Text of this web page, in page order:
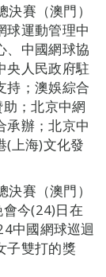
賽（澳門）
球運動管理中
、中國網球協
央人民政府駐
持；澳娛綜合
；北京中網
承辦；北京中
(上海)文化發
賽（澳門）
今(24)日在
中國網球巡迴
子雙打的獎